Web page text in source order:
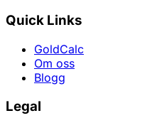
Quick Links
GoldCalc
Om oss
Blogg
Legal